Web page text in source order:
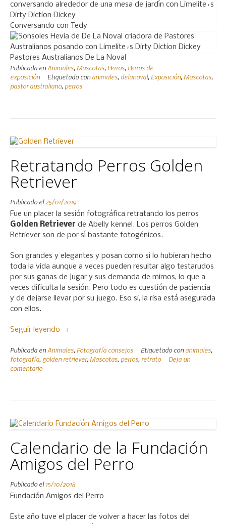
Conversando con Tedy
Pastores Australianos De La Noval
Publicada en Animales, Mascotas, Perros, Perros de
exposición
Etiquetado con animales, delanoval, Exposición, Mascotas,
pastor australiano, perros
Retratando Perros Golden
Retriever
Publicado el25/01/2019
Fue un placer la sesión fotográfica retratando los perros
Golden Retriever de Abelly kennel. Los perros Golden
Retriever son de por sí bastante fotogénicos.
Son grandes y elegantes y posan como si lo hubieran hecho
toda la vida aunque a veces pueden resultar algo testarudos
por sus ganas de jugar y sus demanda de mimos, lo que a
veces dificulta la sesión. Pero todo es cuestión de paciencia
y de dejarse llevar por su juego. Eso si, la risa está asegurada
con ellos.
Seguir leyendo «Retratando
Golden
Retriever»
→
Publicada en Animales, Fotografía consejos Etiquetado con animales,
fotografía, golden retriever, Mascotas, perros, retrato
Deja un
comentario
Calendario de la Fundación
Amigos del Perro
Publicado el15/10/2018
Fundación Amigos del Perro
Este año tuve el placer de volver a hacer las fotos del